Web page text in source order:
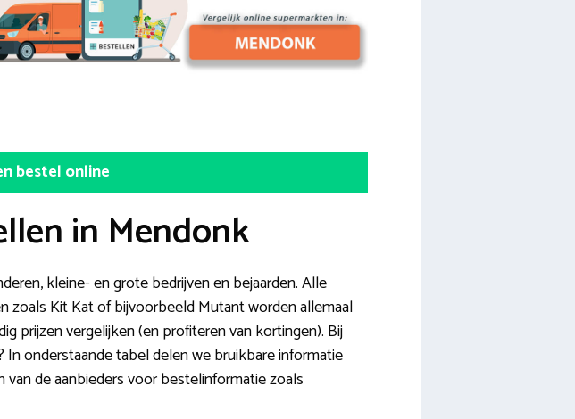
bestel online
in Mendonk
kleine- en grote bedrijven en bejaarden. Alle
zoals Kit Kat of bijvoorbeeld Mutant worden allemaal
prijzen vergelijken (en profiteren van kortingen). Bij
onderstaande tabel delen we bruikbare informatie
de aanbieders voor bestelinformatie zoals